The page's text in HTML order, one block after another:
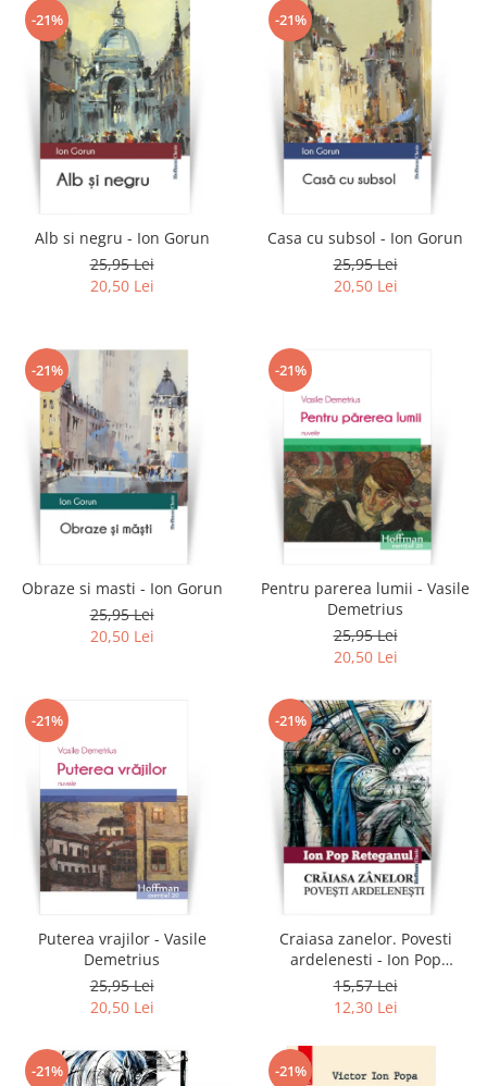
-21%
Alb si negru - Ion Gorun
25,95 Lei
20,50 Lei
-21%
Casa cu subsol - Ion Gorun
25,95 Lei
20,50 Lei
-21%
Obraze si masti - Ion Gorun
25,95 Lei
20,50 Lei
-21%
Pentru parerea lumii - Vasile
Demetrius
25,95 Lei
20,50 Lei
-21%
Puterea vrajilor - Vasile
Demetrius
25,95 Lei
20,50 Lei
-21%
Craiasa zanelor. Povesti
ardelenesti - Ion Pop
Reteganul
15,57 Lei
12,30 Lei
-21% -21%